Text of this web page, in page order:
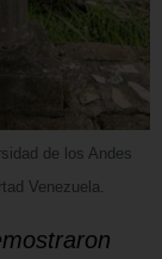
de los Andes
Venezuela.